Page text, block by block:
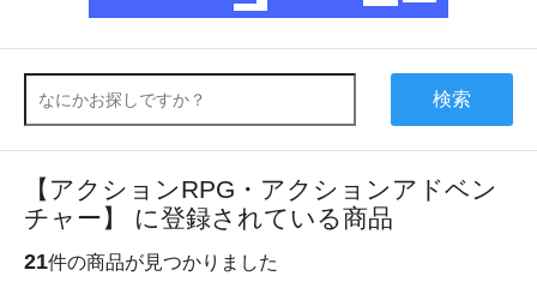
検索
【アクションRPG・アクションアドベン
チャー】 に登録されている商品
21件の商品が見つかりました